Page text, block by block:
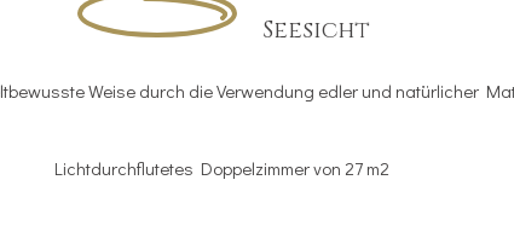
Seesicht
Weise durch die Verwendung edler und natürlicher
Lichtdurchflutetes Doppelzimmer von 27 m2